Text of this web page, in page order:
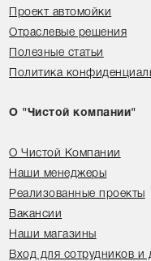
Проект автомойки
Отраслевые решения
Полезные статьи
Политика
О "Чистой компании"
О Чистой Компании
Наши менеджеры
Реализованные проекты
Вакансии
Наши магазины
Вход для сотрудников и